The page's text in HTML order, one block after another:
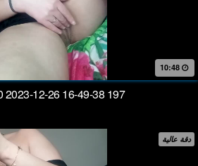
10:48
2023-12-26 16-49-38 197
دقة عالية